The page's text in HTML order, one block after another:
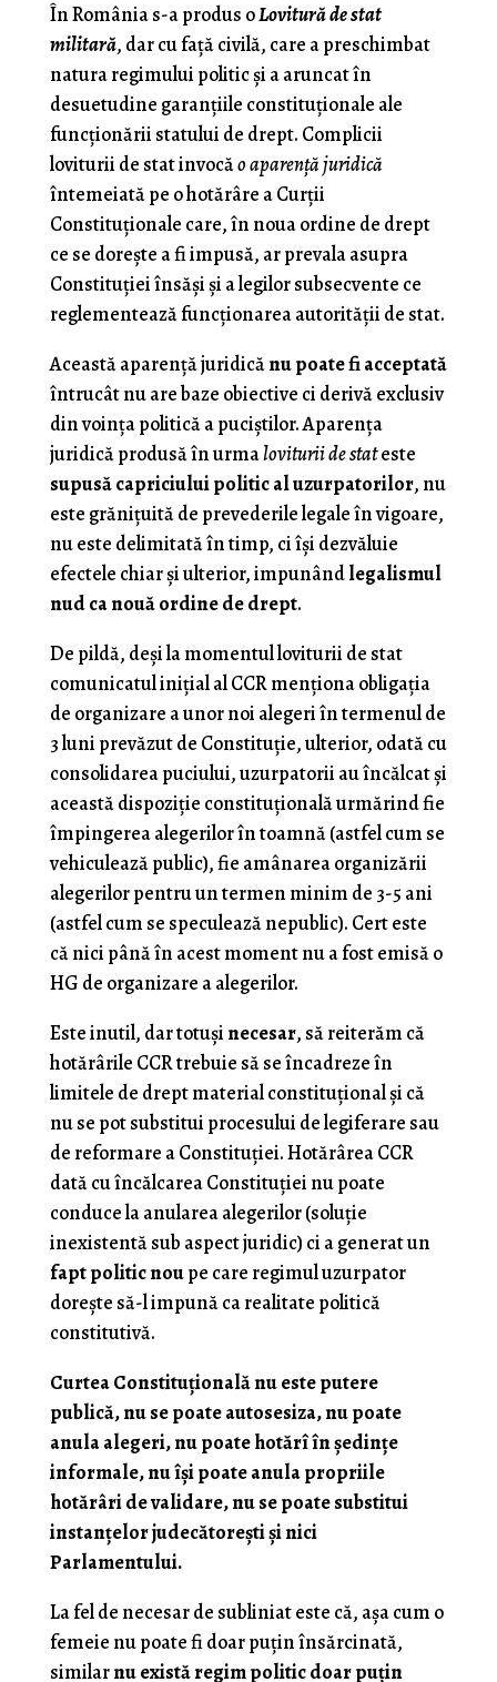
În România s-a produs oLovitură de stat
militară, dar cu faţă civilă, care a preschimbat
natura regimului politic şi a aruncat în
desuetudine garanţiile constituţionale ale
funcţionării statului de drept. Complicii
loviturii de stat invocăo aparenţă juridică
întemeiată pe o hotărâre a Curţii
Constituţionale care, în noua ordine de drept
ce se doreşte a fi impusă, ar prevala asupra
Constituţiei însăşi şi a legilor subsecvente ce
reglementează funcţionarea autorităţii de stat.
Această aparenţă juridicănu poate fi acceptată
întrucât nu are baze obiective ci derivă exclusiv
din voinţa politică a puciştilor. Aparenţa
juridică produsă în urmaloviturii de stateste
supusă capriciului politic al uzurpatorilor, nu
este grăniţuită de prevederile legale în vigoare,
nu este delimitată în timp, ci îşi dezvăluie
efectele chiar şi ulterior, impunândlegalismul
nud ca nouă ordine de drept.
De pildă, deşi la momentul loviturii de stat
comunicatul iniţial al CCR menţiona obligaţia
de organizare a unor noi alegeri în termenul de
3 luni prevăzut de Constituţie, ulterior, odată cu
consolidarea puciului, uzurpatorii au încălcat şi
această dispoziţie constituţională urmărind fie
împingerea alegerilor în toamnă (astfel cum se
vehiculează public), fie amânarea organizării
alegerilor pentru un termen minim de 3-5 ani
(astfel cum se speculează nepublic). Cert este
că nici până în acest moment nu a fost emisă o
HG de organizare a alegerilor.
Este inutil, dar totuşinecesar, să reiterăm că
hotărârile CCR trebuie să se încadreze în
limitele de drept material constituţional şi că
nu se pot substitui procesului de legiferare sau
de reformare a Constituţiei. Hotărârea CCR
dată cu încălcarea Constituţiei nu poate
conduce la anularea alegerilor (soluţie
inexistentă sub aspect juridic) ci a generat un
fapt politic noupe care regimul uzurpator
doreşte să-l impună ca realitate politică
constitutivă.
Curtea Constituţională nu este putere
publică, nu se poate autosesiza, nu poate
anula alegeri, nu poate hotărî în şedinţe
informale, nu îşi poate anula propriile
hotărâri de validare, nu se poate substitui
instanţelor judecătoreşti şi nici
Parlamentului.
La fel de necesar de subliniat este că, aşa cum o
femeie nu poate fi doar puţin însărcinată,
similarnu există regim politic doar puţin